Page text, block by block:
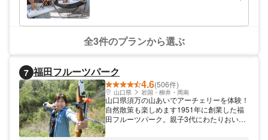
全3件のプランから選ぶ
7 福田フルーツパーク
4.6(506件)
山口県 岩国・柳井・周南
山口県須万の山あいでアーチェリーを体験！
自然散策も楽しめます1951年に創業した福
田フルーツパーク。親子3代にわたりおいし